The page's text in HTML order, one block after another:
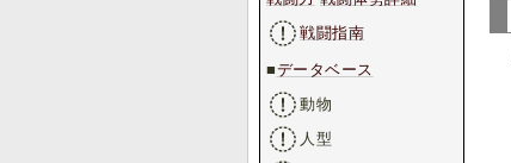
戦闘指南
■データベース
動物
人型